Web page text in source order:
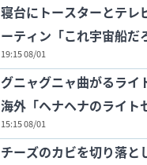
寝台にトースターとテレ
ーティン「これ宇宙船だ
19:15 08/01
グニャグニャ曲がるライ
海外「ヘナヘナのライト
15:15 08/01
チーズのカビを切り落と